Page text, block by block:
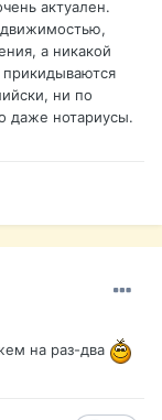
актуален.
а никакой
ни по
даже нотариусы.
на раз-два